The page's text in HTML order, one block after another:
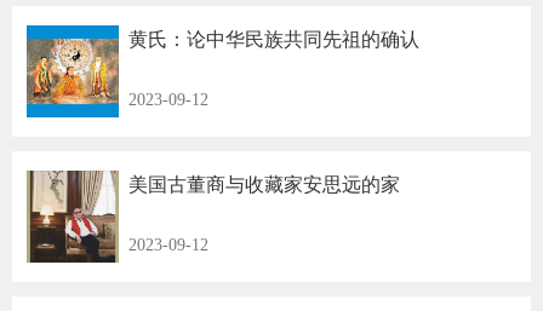
黄氏：论中华民族共同先祖的确认
2023-09-12
美国古董商与收藏家安思远的家
2023-09-12